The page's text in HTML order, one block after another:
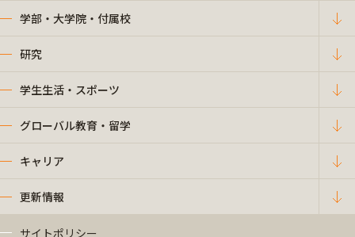
学部・大学院・付属校
研究
学生生活・スポーツ
グローバル教育・留学
キャリア
更新情報
サイトポリシー